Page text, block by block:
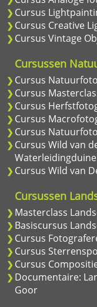
Cursus
Cursus Creative
Cursus Vintage
Cursussen
Cursus
Cursus
Cursus
Cursus
Cursus
Cursus Wild van
Cursus Wild van
Cursussen
Masterclass
Basiscursus
Cursus
Cursus
Cursus
Documentaire:
Goor